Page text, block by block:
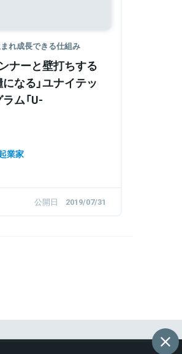
れ成長できる仕組み
ナーと壁打ちする
なる」ユナイテッ
ム「U-
境に迫る
業家
公開日 2019/07/31